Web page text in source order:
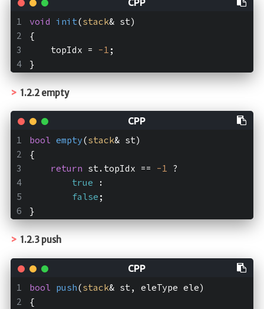
void init(stack& st)
{
    topIdx =
-1 ;
}
1.2.2 empty
bool empty(stack& st)
{
return st.topIdx == -1 ?
true :
false ;
}
1.2.3 push
bool push(stack& st, eleType ele)
{
Others
Logs